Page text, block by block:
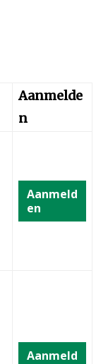
Aanmelde
n
Aanmeld
en
Aanmeld